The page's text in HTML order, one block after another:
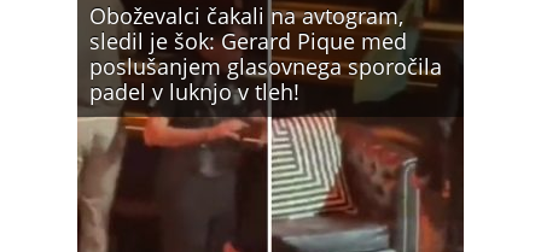
Oboževalci čakali na avtogram,
sledil je šok: Gerard Pique med
poslušanjem glasovnega sporočila
padel v luknjo v tleh!